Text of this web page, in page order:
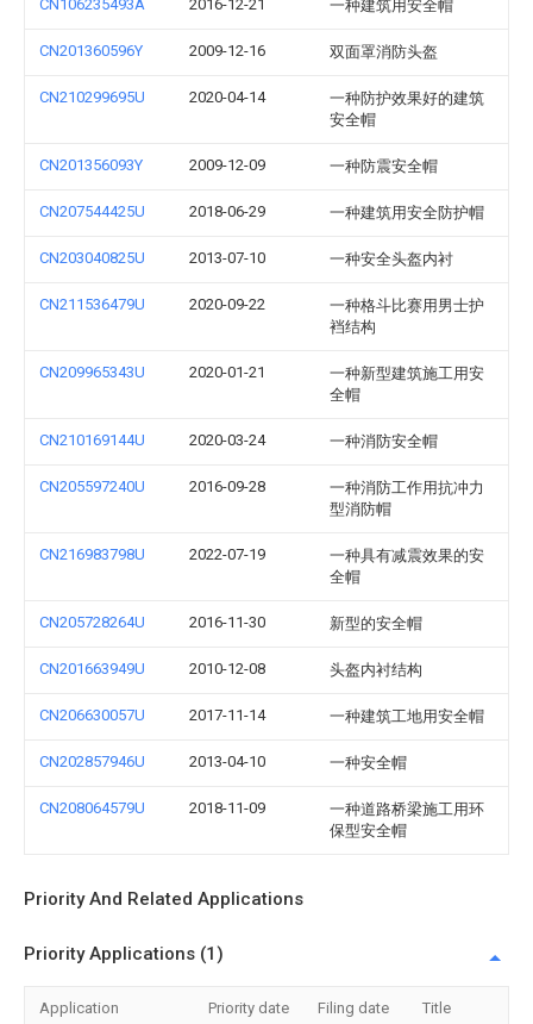
CN106235493A 2016-12-21 一种建筑用安全帽
CN201360596Y 2009-12-16 双面罩消防头盔
CN210299695U 2020-04-14
一种防护效果好的建筑
安全帽
CN201356093Y 2009-12-09 一种防震安全帽
CN207544425U 2018-06-29 一种建筑用安全防护帽
CN203040825U 2013-07-10 一种安全头盔内衬
CN211536479U 2020-09-22
一种格斗比赛用男士护
裆结构
CN209965343U 2020-01-21
一种新型建筑施工用安
全帽
CN210169144U 2020-03-24 一种消防安全帽
CN205597240U 2016-09-28
一种消防工作用抗冲力
型消防帽
CN216983798U 2022-07-19
一种具有减震效果的安
全帽
CN205728264U 2016-11-30 新型的安全帽
CN201663949U 2010-12-08 头盔内衬结构
CN206630057U 2017-11-14 一种建筑工地用安全帽
CN202857946U 2013-04-10 一种安全帽
CN208064579U 2018-11-09
一种道路桥梁施工用环
保型安全帽
Priority And Related Applications
Priority Applications (1)
Application Priority date Filing date Title